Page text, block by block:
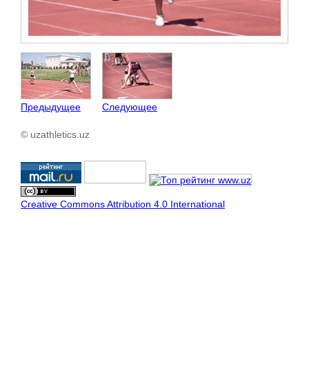
Предыдущее Следующее
© uzathletics.uz
Creative Commons Attribution 4.0 International